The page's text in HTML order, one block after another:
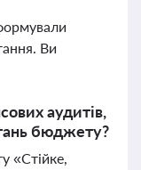
Ви
аудитів,
бюджету?
«Стійке,